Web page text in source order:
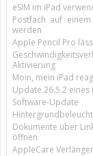
eSIM im iPad
Postfach auf
werden
Apple Pencil Pro
Aktivierung
Moin, mein iPad
Update 26.5.2
Software-Update
Dokumente über
öffnen
AppleCare